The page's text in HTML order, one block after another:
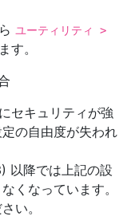
ユーティリティ >
す。
セキュリティが強
の自由度が失われ
以降では上記の設
くなっています。
い。